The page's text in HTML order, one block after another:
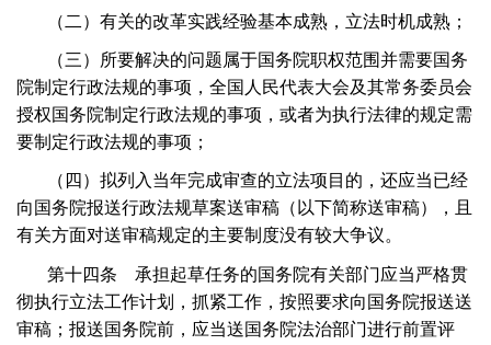
（二）有关的改革实践经验基本成熟，立法时机成熟；
（三）所要解决的问题属于国务院职权范围并需要国务
院制定行政法规的事项，全国人民代表大会及其常务委员会
授权国务院制定行政法规的事项，或者为执行法律的规定需
要制定行政法规的事项；
（四）拟列入当年完成审查的立法项目的，还应当已经
向国务院报送行政法规草案送审稿（以下简称送审稿），且
有关方面对送审稿规定的主要制度没有较大争议。
第十四条 承担起草任务的国务院有关部门应当严格贯
彻执行立法工作计划，抓紧工作，按照要求向国务院报送送
审稿；报送国务院前，应当送国务院法治部门进行前置评